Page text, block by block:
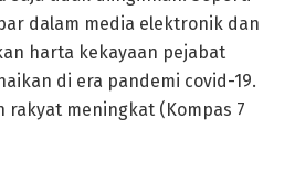
dalam media elektronik dan
harta kekayaan pejabat
di era pandemi covid-19.
rakyat meningkat (Kompas 7